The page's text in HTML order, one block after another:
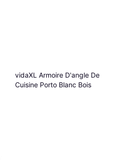
vidaXL Armoire D'angle De
Cuisine Porto Blanc Bois